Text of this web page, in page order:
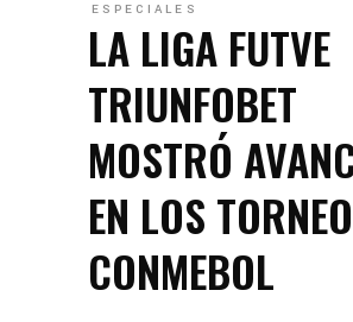
ESPECIALES
LA LIGA FUTVE
TRIUNFOBET
MOSTRÓ
EN LOS
CONMEBOL